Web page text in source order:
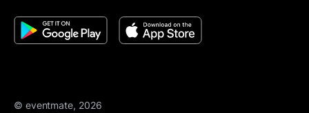
© eventmate, 2026